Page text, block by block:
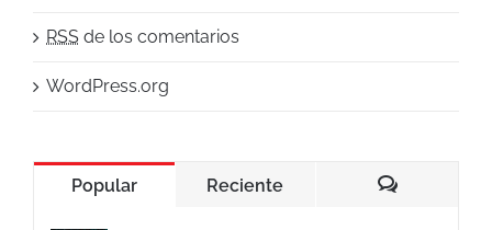
RSS de los comentarios
WordPress.org
Popular
Reciente